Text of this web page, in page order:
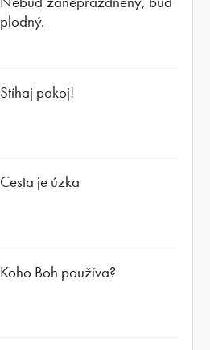
plodný.
Stíhaj pokoj!
Cesta je úzka
Koho Boh používa?